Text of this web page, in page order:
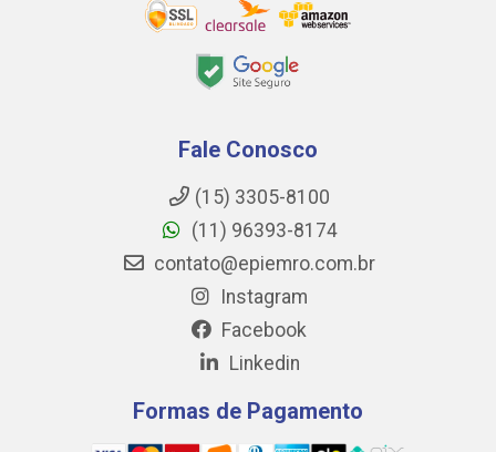
Fale Conosco
(15) 3305-8100
(11) 96393-8174
contato@epiemro.com.br
Instagram
Facebook
Linkedin
Formas de Pagamento